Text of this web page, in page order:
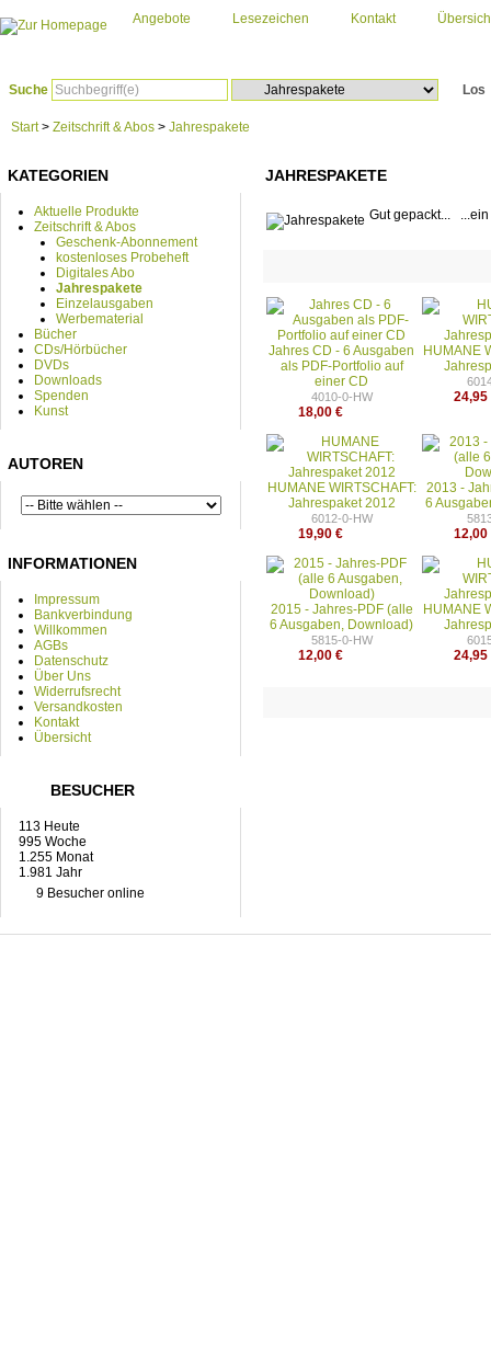
Angebote Lesezeichen Kontakt
Suche Los
Start> Zeitschrift & Abos > Jahrespakete
KATEGORIEN
Aktuelle Produkte
Zeitschrift & Abos
Geschenk-Abonnement
kostenloses Probeheft
Digitales Abo
Jahrespakete
Einzelausgaben
Werbematerial
Bücher
CDs/Hörbücher
DVDs
Downloads
Spenden
Kunst
AUTOREN
INFORMATIONEN
Impressum
Bankverbindung
Willkommen
AGBs
Datenschutz
Über Uns
Widerrufsrecht
Versandkosten
Kontakt
Übersicht
BESUCHER
113 Heute
995 Woche
1.255 Monat
1.981 Jahr
9 Besucher online
JAHRESPAKETE
Gut gepackt... ...ein
Jahres CD - 6 Ausgaben
als PDF-Portfolio auf
einer CD
4010-0-HW
18,00 €
HUMANE
24,95
HUMANE WIRTSCHAFT:
Jahrespaket 2012
6012-0-HW
19,90 €
2013 -
6
12,00
2015 - Jahres-PDF (alle
6 Ausgaben, Download)
5815-0-HW
12,00 €
HUMANE
24,95